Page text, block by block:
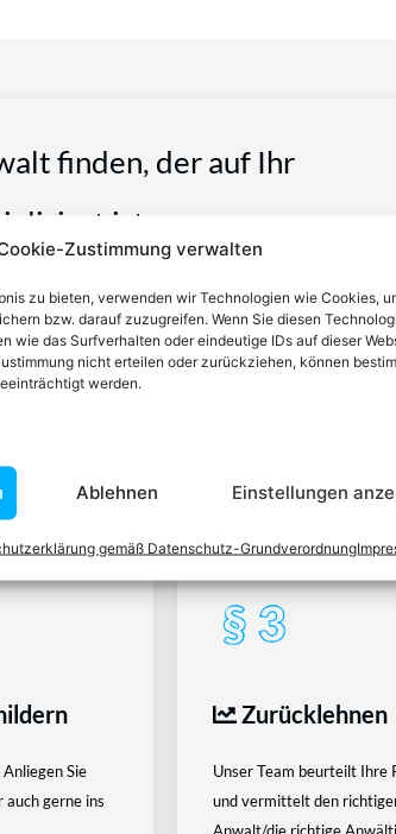
Zustimmung verwalten
zu bieten, verwenden wir Technologien wie Cookies,
bzw. darauf zuzugreifen. Wenn Sie diesen
wie das Surfverhalten oder eindeutige IDs auf dieser
nicht erteilen oder zurückziehen, können
werden.
Ablehnen Einstellungen
gemäß Datenschutz-Grundverordnung
finden, der auf Ihr
ist
Rechtsfragen zu beraten und Klienten vor
der Rechtsberatung zu erbringen und
relevanten Herausforderungen dieses Systems
der Anwälte in Österreich
Sie
auch gerne ins
Zurücklehnen
Unser Team beurteilt Ihre
und vermittelt den